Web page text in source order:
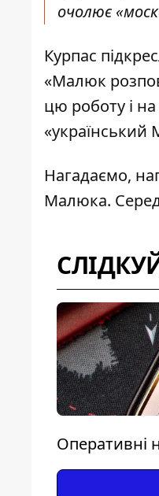
очолює
Курпас
«Малюк
цю роботу і
«український
Нагадаємо,
Малюка.
Оперативні